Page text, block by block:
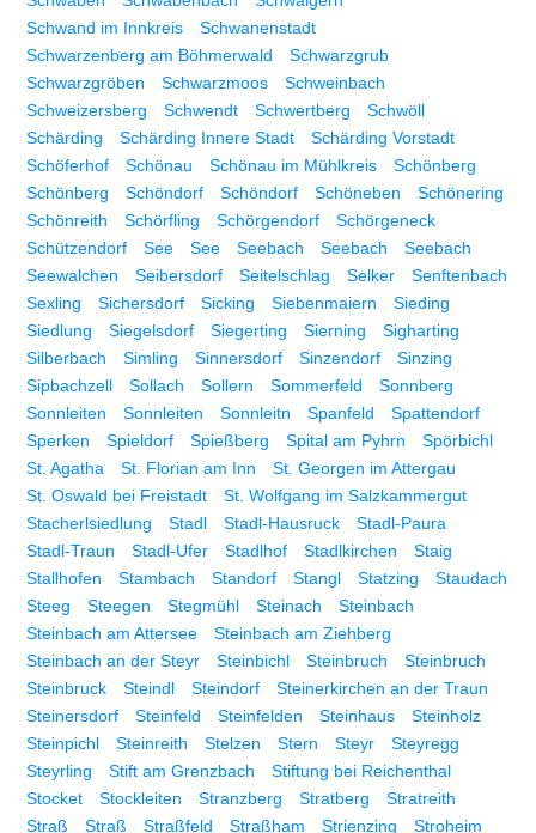
Schwand im Innkreis
Schwanenstadt
Schwarzenberg am Böhmerwald
Schwarzgrub
Schwarzgröben
Schwarzmoos
Schweinbach
Schweizersberg
Schwendt Schwertberg
Schwöll
Schärding
Schärding Innere Stadt
Schärding Vorstadt
Schöferhof
Schönau Schönau im Mühlkreis
Schönberg
Schönberg
Schöndorf Schöndorf Schöneben
Schönering
Schönreith
Schörfling Schörgendorf
Schörgeneck
Schützendorf
See See Seebach Seebach
Seebach
Seewalchen
Seibersdorf Seitelschlag Selker
Senftenbach
Sexling
Sichersdorf Sicking Siebenmaiern
Sieding
Siedlung
Siegelsdorf Siegerting Sierning
Sigharting
Silberbach
Simling Sinnersdorf Sinzendorf
Sinzing
Sipbachzell
Sollach Sollern Sommerfeld
Sonnberg
Sonnleiten
Sonnleiten Sonnleitn Spanfeld
Spattendorf
Sperken
Spieldorf Spießberg Spital am Pyhrn
Spörbichl
St. Agatha
St. Florian am Inn
St. Georgen im Attergau
St. Oswald bei Freistadt
St. Wolfgang im Salzkammergut
Stacherlsiedlung
Stadl Stadl-Hausruck
Stadl-Paura
Stadl-Traun
Stadl-Ufer Stadlhof Stadlkirchen
Staig
Stallhofen
Stambach Standorf Stangl Statzing
Staudach
Steeg
Steegen Stegmühl Steinach
Steinbach
Steinbach am Attersee
Steinbach am Ziehberg
Steinbach an der Steyr
Steinbichl Steinbruch
Steinbruch
Steinbruck
Steindl Steindorf
Steinerkirchen an der Traun
Steinersdorf
Steinfeld Steinfelden Steinhaus
Steinholz
Steinpichl
Steinreith Stelzen Stern Steyr
Steyregg
Steyrling
Stift am Grenzbach
Stiftung bei Reichenthal
Stocket
Stockleiten Stranzberg Stratberg
Stratreith
Straß
Straß Straßfeld Straßham Strienzing
Stroheim